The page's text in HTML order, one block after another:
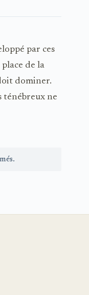
par ces
de la
dominer.
ténébreux ne